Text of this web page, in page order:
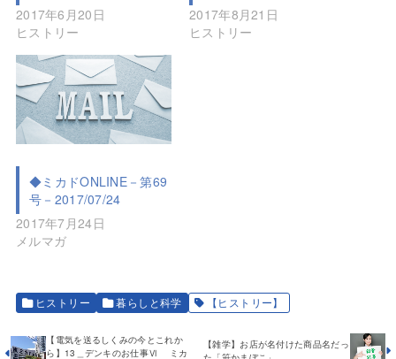
2017年6月20日
ヒストリー
2017年8月21日
ヒストリー
◆ミカドONLINE－第69
号－2017/07/24
2017年7月24日
メルマガ
ヒストリー 暮らしと科学 【ヒストリー】
【雑学】お店が名付けた商品名だっ
【電気を送るしくみの今とこれか
ら】13＿デンキのお仕事Ⅵ ミカ